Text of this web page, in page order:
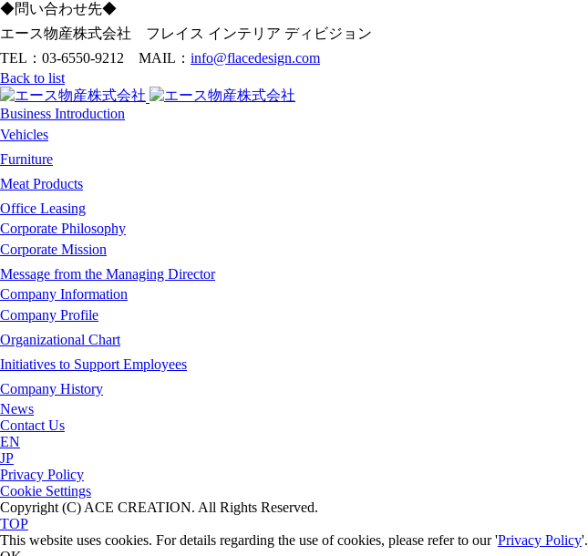
◆問い合わせ先◆
エース物産株式会社 フレイス インテリア ディビジョン
TEL：03-6550-9212 MAIL： info@flacedesign.com
Back to list
Business Introduction
Vehicles
Furniture
Meat Products
Office Leasing
Corporate Philosophy
Corporate Mission
Message from the Managing Director
Company Information
Company Profile
Organizational Chart
Initiatives to Support Employees
Company History
News
Contact Us
EN
JP
Privacy Policy
Cookie Settings
Copyright (C) ACE CREATION. All Rights Reserved.
TOP
This website uses cookies. For details regarding the use of cookies, please refer to our 'Privacy Policy'.